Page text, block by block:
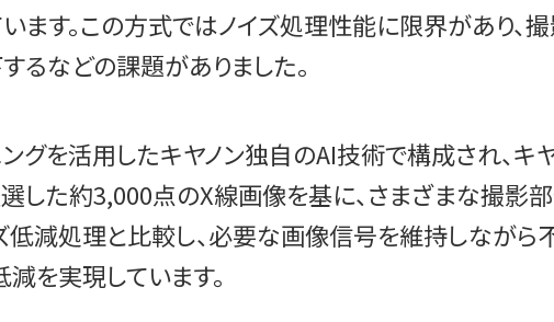
ます。この方式ではノイズ処理性能に限界があり
などの課題がありました。
を活用したキヤノン独自のAI技術で構成され、キ
選した約3,000点のX線画像を基に、さまざまな撮影
ズ低減処理と比較し、必要な画像信号を維持しなが
減を実現しています。